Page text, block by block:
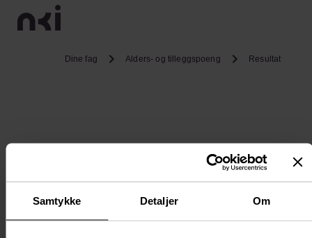
Samtykke Detaljer Om
Dine fag Alders- og tilleggspoeng Resultat